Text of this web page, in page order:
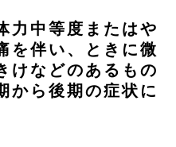
力中等度またはや
を伴い、ときに微
けなどのあるもの
から後期の症状に